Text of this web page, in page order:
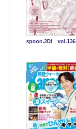
spoon.2Di vol.136
4位